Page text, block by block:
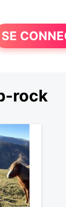
SE
rock